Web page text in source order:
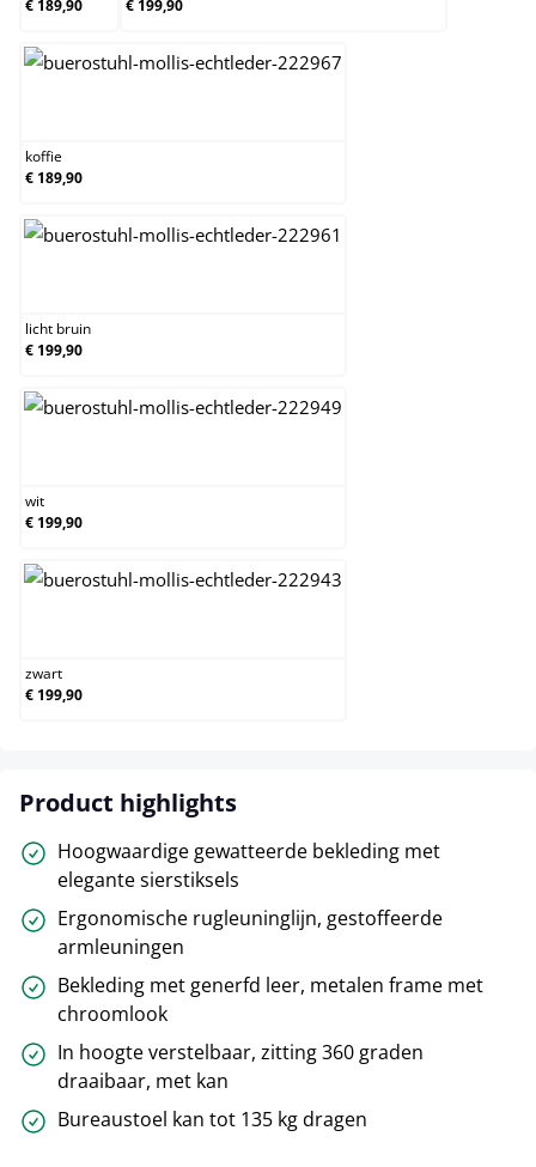
€ 189,90
€ 199,90
koffie
€ 189,90
licht bruin
€ 199,90
wit
€ 199,90
zwart
€ 199,90
Product highlights
Hoogwaardige gewatteerde bekleding met
elegante sierstiksels
Ergonomische rugleuninglijn, gestoffeerde
armleuningen
Bekleding met generfd leer, metalen frame met
chroomlook
In hoogte verstelbaar, zitting 360 graden
draaibaar, met kan
Bureaustoel kan tot 135 kg dragen